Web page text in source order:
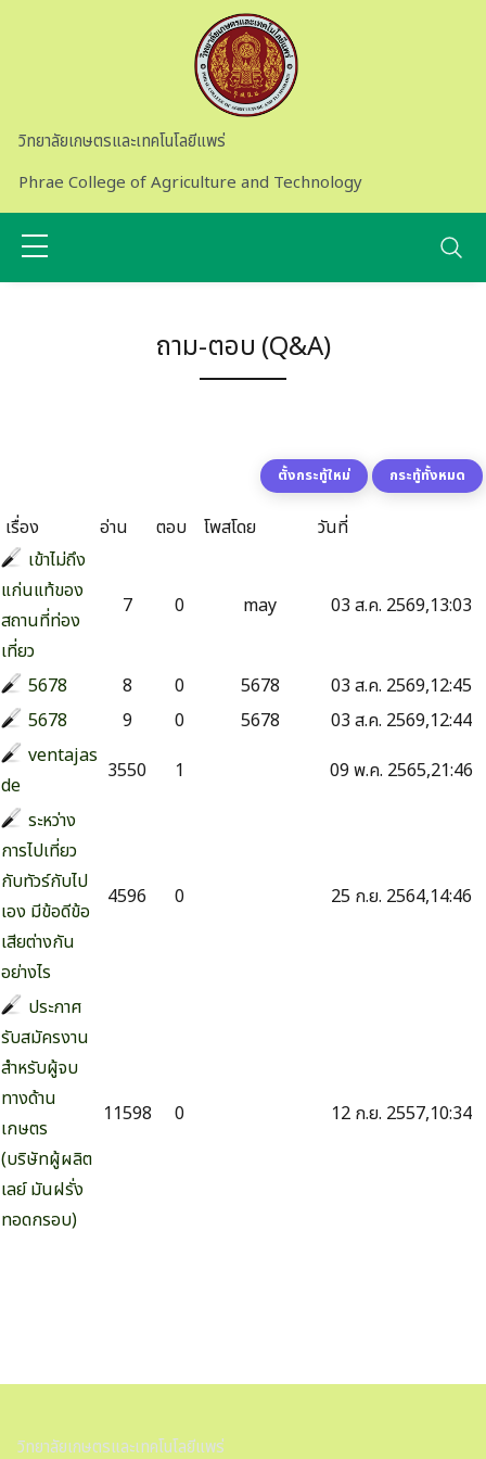
วิทยาลัยเกษตรและเทคโนโลยีแพร่
Phrae College of Agriculture and Technology
ถาม-ตอบ (Q&A)
ตั้งกระทู้ใหม่ กระทู้ทั้งหมด
เรื่อง อ่าน ตอบ โพสโดย
วันที่
เข้าไม่ถึง
แก่นแท้ของ
สถานที่ท่อง
เที่ยว
7 0 may 03 ส.ค. 2569,13:03
5678 8 0 5678
03 ส.ค. 2569,12:45
5678
9 0 5678
03 ส.ค. 2569,12:44
ventajas
de
3550 1
09 พ.ค. 2565,21:46
ระหว่าง
การไปเที่ยว
กับทัวร์กับไป
เอง มีข้อดีข้อ
เสียต่างกัน
อย่างไร
4596 0 25 ก.ย. 2564,14:46
ประกาศ
รับสมัครงาน
สำหรับผู้จบ
ทางด้าน
เกษตร
(บริษัทผู้ผลิต
เลย์ มันฝรั่ง
ทอดกรอบ)
11598 0 12 ก.ย. 2557,10:34
วิทยาลัยเกษตรและเทคโนโลยีแพร่